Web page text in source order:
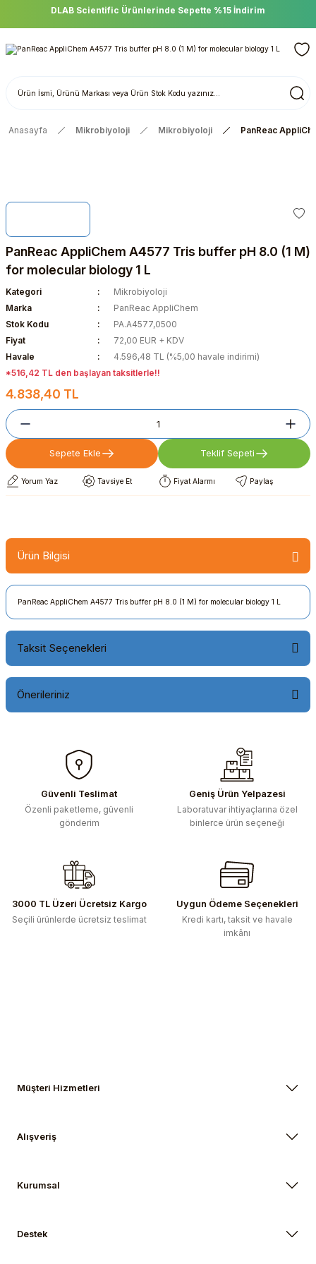
DLAB Scientific Ürünlerinde Sepette %15 İndirim
Anasayfa Mikrobiyoloji Mikrobiyoloji PanReac
PanReac AppliChem A4577 Tris buffer pH 8.0 (1 M)
for molecular biology 1 L
Kategori
Mikrobiyoloji
Marka
PanReac AppliChem
Stok Kodu
PA.A4577,0500
Fiyat
72,00 EUR + KDV
Havale
4.596,48 TL (%5,00 havale indirimi)
*516,42 TL den başlayan taksitlerle!!
4.838,40 TL
Sepete Ekle Teklif Sepeti
Yorum Yaz Tavsiye Et Fiyat Alarmı Paylaş
Ürün Bilgisi
PanReac AppliChem A4577 Tris buffer pH 8.0 (1 M) for molecular biology 1 L
Taksit Seçenekleri
Önerileriniz
konularda yetersiz gördüğünüz noktaları öneri formunu
kullanarak tarafımıza iletebilirsiniz.
Görüş ve önerileriniz için teşekkür ederiz.
Ürün resmi kalitesiz, bozuk veya görüntülenemiyor.
Ürün fiyatı diğer sitelerden daha pahalı.
Bu ürüne benzer farklı alternatifler olmalı.
Güvenli Teslimat
Özenli paketleme, güvenli
gönderim
Geniş Ürün Yelpazesi
Laboratuvar ihtiyaçlarına özel
binlerce ürün seçeneği
3000 TL Üzeri Ücretsiz Kargo
Seçili ürünlerde ücretsiz teslimat
Uygun Ödeme Seçenekleri
Kredi kartı, taksit ve havale
imkânı
Müşteri Hizmetleri
Alışveriş
Kurumsal
Destek